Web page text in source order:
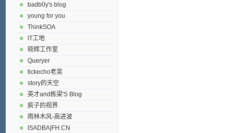
badb0y's blog
young for you
ThinkSOA
IT工地
晓辉工作室
Queryer
tickecho老吴
story的天空
英才and栋梁'S Blog
疯子的视界
雨林木风-高进波
ISADBA|FH.CN